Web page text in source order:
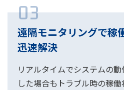
03
遠隔モニタリングで稼
迅速解決
リアルタイムでシステムの
した場合もトラブル時の稼